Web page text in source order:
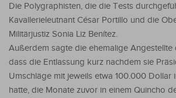
Die Polygraphisten, die die Tests
Kavallerieleutnant César Portillo und die
Militärjustiz Sonia Liz Benítez.
Außerdem sagte die ehemalige Angestellte
dass die Entlassung kurz nachdem sie
Umschläge mit jeweils etwa 100.000 Dollar
hatte, die Monate zuvor in einem Quincho